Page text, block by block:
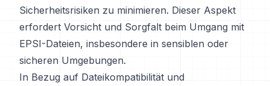
Sicherheitsrisiken zu minimieren. Dieser Aspekt
erfordert Vorsicht und Sorgfalt beim Umgang mit
EPSI-Dateien, insbesondere in sensiblen oder
sicheren Umgebungen.
In Bezug auf Dateikompatibilität und